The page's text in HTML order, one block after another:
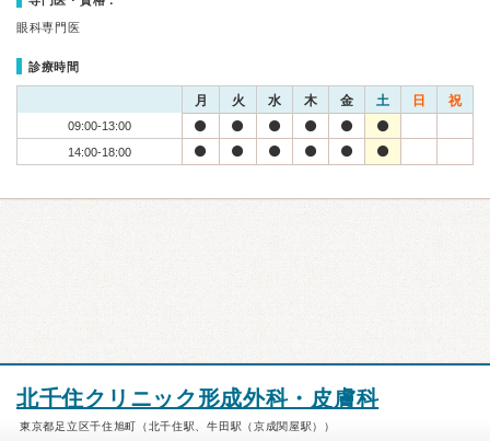
眼科専門医
診療時間
月 火 水 木 金 土 日 祝
09:00-13:00
14:00-18:00
北千住クリニック形成外科・皮膚科
東京都足立区千住旭町（北千住駅、牛田駅（京成関屋駅））